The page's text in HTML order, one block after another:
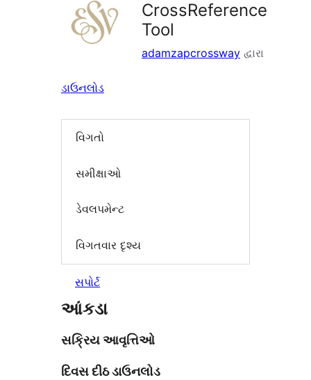
CrossReference
Tool
adamzapcrossway દ્વારા
ડાઉનલોડ
વિગતો
સમીક્ષાઓ
ડેવલપમેન્ટ
વિગતવાર દૃશ્ય
સપોર્ટ
આંકડા
સક્રિય આવૃત્તિઓ
દિવસ દીઠ ડાઉનલોડ